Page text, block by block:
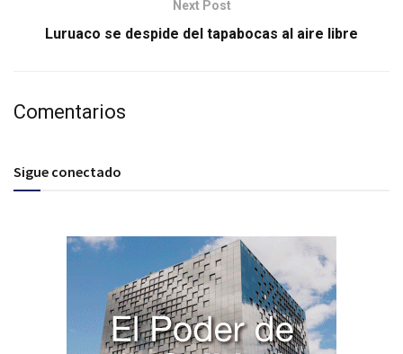
Next Post
Luruaco se despide del tapabocas al aire libre
Comentarios
Sigue conectado